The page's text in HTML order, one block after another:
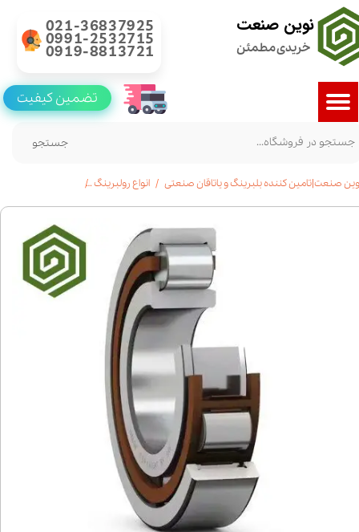
نوین صنعت
خریدی مطمئن
021-36837925
0991-2532715
0919-8813721
جستجو
تضمین کیفیت
صنعت|تامین کننده بلبرینگ و یاتاقان صنعتی انواع رولبرینگ